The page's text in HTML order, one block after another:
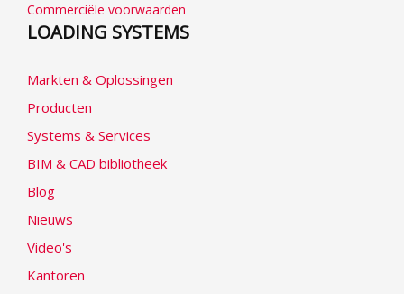
Commerciële voorwaarden
LOADING SYSTEMS
Markten & Oplossingen
Producten
Systems & Services
BIM & CAD bibliotheek
Blog
Nieuws
Video's
Kantoren